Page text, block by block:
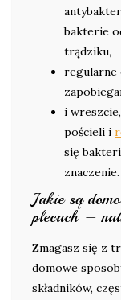
bakterie
trądziku,
regularne
i
pościeli i
się
znaczenie.
Jakie są
plecach –
Zmagasz się z
domowe
składników,